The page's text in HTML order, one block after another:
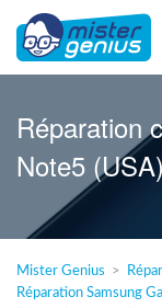
Réparation
Note5 (USA)
Mister Genius
Réparation Samsung